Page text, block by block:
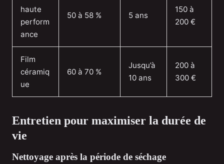
haute
perform
ance
50 à 58 % 5 ans
150 à
200 €
Film
céramiq
ue
60 à 70 %
Jusqu’à
10 ans
200 à
300 €
Entretien pour maximiser la durée de
vie
Nettoyage après la période de séchage